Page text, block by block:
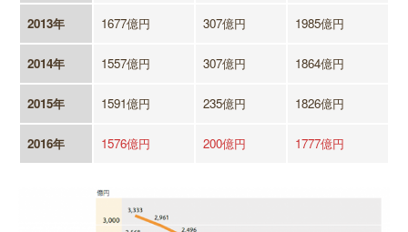
2013年 1677億円 307億円 1985億円
2014年 1557億円 307億円 1864億円
2015年 1591億円 235億円 1826億円
2016年 1576億円 200億円 1777億円